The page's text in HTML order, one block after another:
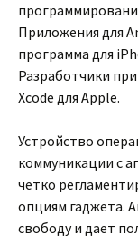
Приложения для
программа для
Разработчики
Xcode для Apple.
Устройство
коммуникации с
четко
опциям гаджета.
свободу и дает